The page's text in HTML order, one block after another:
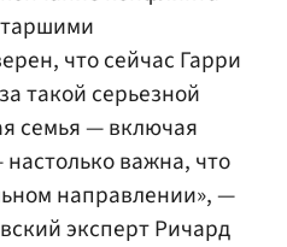
что сейчас Гарри
такой серьезной
семья — включая
важна, что
направлении», —
эксперт Ричард